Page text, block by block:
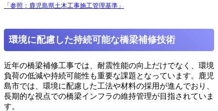
「参照：鹿児島県土木工事施工管理基準」
環境に配慮した持続可能な橋梁補修技術
近年の橋梁補修工事では、耐震性能の向上だけでなく、環境
負荷の低減や持続可能性も重要な課題となっています。鹿児
島市では、環境に配慮した工法や材料の採用が進んでおり、
長期的な視点での橋梁インフラの維持管理が目指されていま
す。